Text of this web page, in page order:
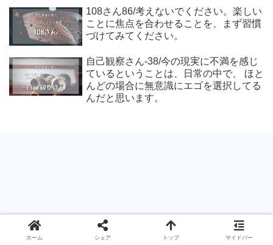
108さん86/考えないでください。楽しい
ことに焦点を合わせることを、まず習慣
づけてみてください。
自己観察さん-38/今の現実に不満を感じ
ているということは、日常の中で、 ほと
んどの場合に無意識にエゴを選択してる
んだと思います。
ホーム シェア トップ サイドバー